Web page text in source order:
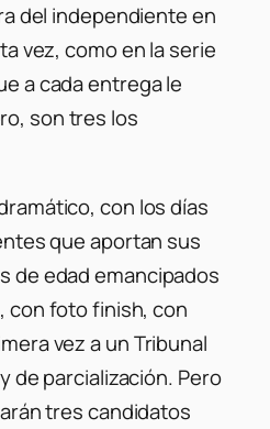
del independiente en
vez, como en la serie
a cada entrega le
son tres los
con los días
que aportan sus
de edad emancipados
con foto finish, con
vez a un Tribunal
de parcialización. Pero
tres candidatos